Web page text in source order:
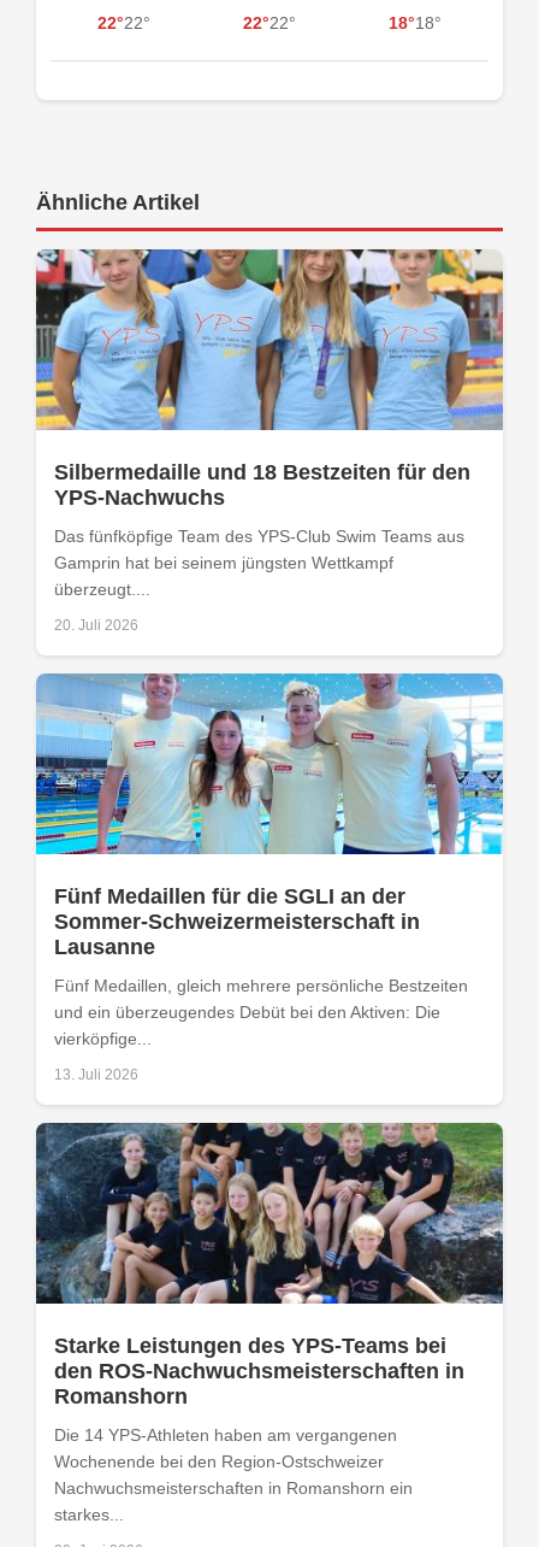
22°22° 22°22° 18°18°
Ähnliche Artikel
Silbermedaille und 18 Bestzeiten für den
YPS-Nachwuchs
Das fünfköpfige Team des YPS-Club Swim Teams aus
Gamprin hat bei seinem jüngsten Wettkampf
überzeugt....
20. Juli 2026
Fünf Medaillen für die SGLI an der
Sommer-Schweizermeisterschaft in
Lausanne
Fünf Medaillen, gleich mehrere persönliche Bestzeiten
und ein überzeugendes Debüt bei den Aktiven: Die
vierköpfige...
13. Juli 2026
Starke Leistungen des YPS-Teams bei
den ROS-Nachwuchsmeisterschaften in
Romanshorn
Die 14 YPS-Athleten haben am vergangenen
Wochenende bei den Region-Ostschweizer
Nachwuchsmeisterschaften in Romanshorn ein
starkes...